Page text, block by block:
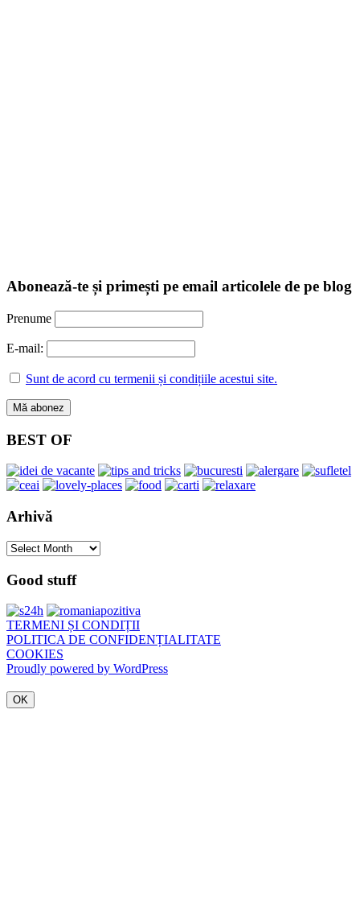
Abonează-te și primești pe email articolele de pe blog
Prenume
E-mail:
Sunt de acord cu termenii și condițiile acestui site.
BEST OF
Arhivă
Arhivă
Good stuff
TERMENI ȘI CONDIȚII
POLITICA DE CONFIDENȚIALITATE
COOKIES
Proudly powered by WordPress
OK